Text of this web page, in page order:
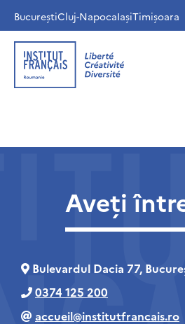
BucureștiCluj-NapocaIașiTimișoara
Aveți
Bulevardul Dacia 77,
0374 125 200
accueil@institutfrancais.ro